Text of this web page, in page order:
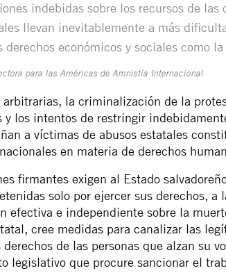
indebidas sobre los recursos de las
llevan inevitablemente a más
derechos económicos y sociales como
para las Américas de Amnistía Internacional
arbitrarias, la criminalización de la
y los intentos de restringir
a víctimas de abusos estatales
en materia de derechos
firmantes exigen al Estado
solo por ejercer sus derechos,
efectiva e independiente sobre la
cree medidas para canalizar las
de las personas que alzan su
legislativo que procure sancionar el